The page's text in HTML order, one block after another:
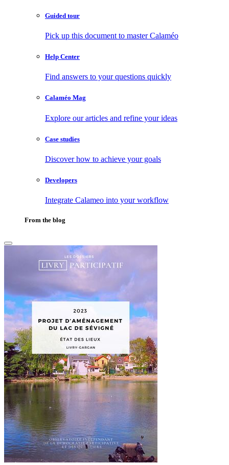
Guided tour
Pick up this document to master Calaméo
Help Center
Find answers to your questions quickly
Calaméo Mag
Explore our articles and refine your ideas
Case studies
Discover how to achieve your goals
Developers
Integrate Calameo into your workflow
From the blog